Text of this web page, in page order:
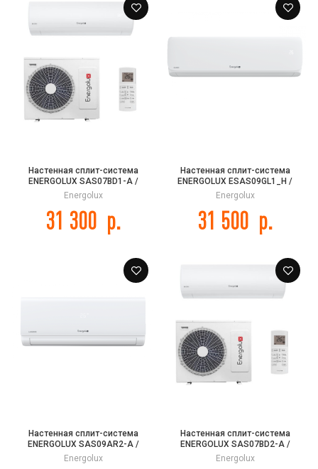
Настенная сплит-система
ENERGOLUX SAS07BD1-A /
SAU07BD1-A BADEN
Energolux
31 300 р.
Настенная сплит-система
ENERGOLUX ESAS09GL1_H /
ESAU09GL1_H GLARUS
Energolux
31 500 р.
Настенная сплит-система
ENERGOLUX SAS09AR2-A /
SAU09AR2-A Lausanne Pro
Energolux
Настенная сплит-система
ENERGOLUX SAS07BD2-A /
SAU07BD2-A BADEN 2
Energolux